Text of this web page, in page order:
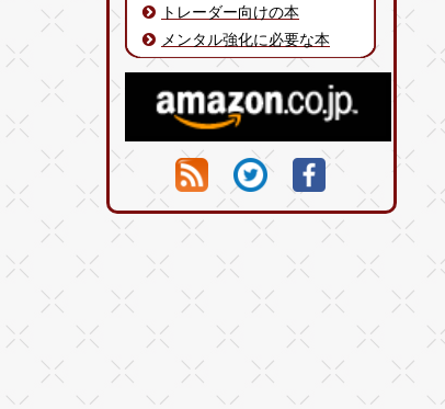
トレーダー向けの本
メンタル強化に必要な本